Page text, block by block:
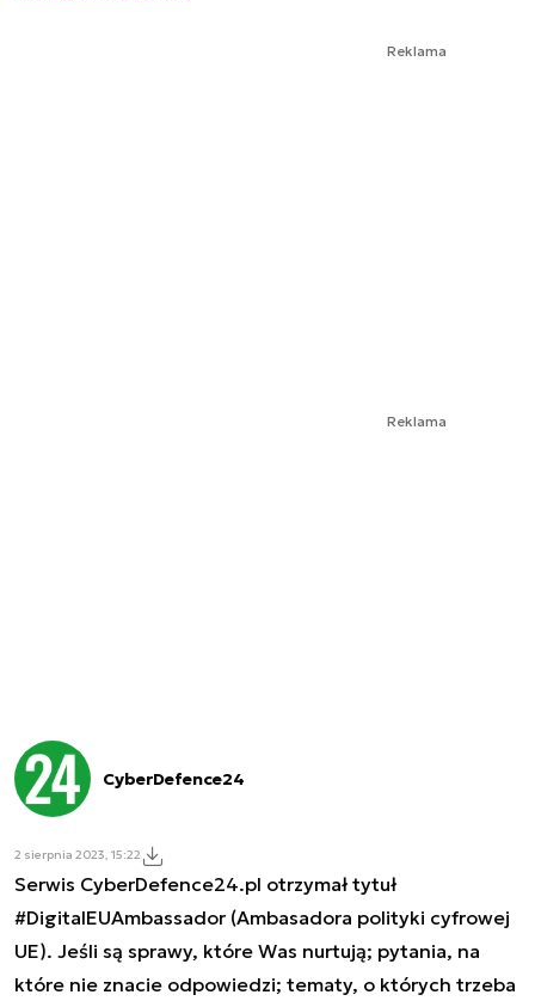
Reklama
Reklama
CyberDefence24
2 sierpnia 2023, 15:22
Serwis CyberDefence24.pl otrzymał tytuł
#DigitalEUAmbassador (Ambasadora polityki cyfrowej
UE). Jeśli są sprawy, które Was nurtują; pytania, na
które nie znacie odpowiedzi; tematy, o których trzeba